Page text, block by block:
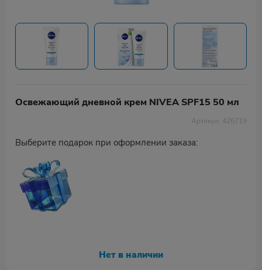
Освежающий дневной крем NIVEA SPF15 50 мл
Артикул: 426719
Выберите подарок при оформлении заказа:
Нет в наличии